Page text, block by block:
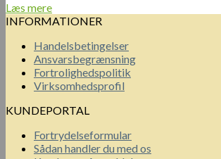
Læs mere
INFORMATIONER
Handelsbetingelser
Ansvarsbegrænsning
Fortrolighedspolitik
Virksomhedsprofil
KUNDEPORTAL
Fortrydelseformular
Sådan handler du med os